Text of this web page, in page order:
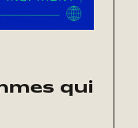
qui